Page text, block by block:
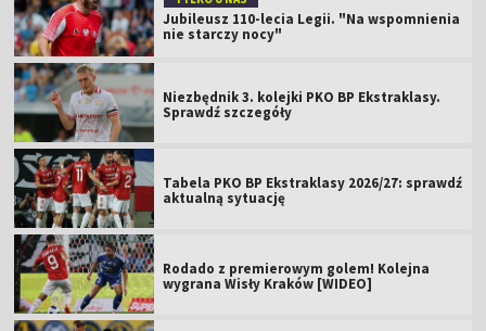
Jubileusz 110-lecia Legii. "Na wspomnienia
nie starczy nocy"
Niezbędnik 3. kolejki PKO BP Ekstraklasy.
Sprawdź szczegóły
Tabela PKO BP Ekstraklasy 2026/27: sprawdź
aktualną sytuację
Rodado z premierowym golem! Kolejna
wygrana Wisły Kraków [WIDEO]